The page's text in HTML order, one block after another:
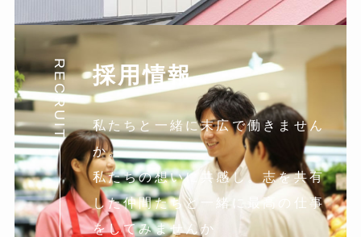
RECRUIT 採用情報
私たちと一緒に末広で働きません
か。
私たちの想いに共感し。志を共有
した仲間たちと一緒に最高の仕事
をしてみませんか